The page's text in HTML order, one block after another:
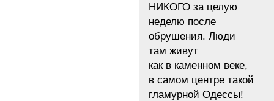
НИКОГО за целую
неделю после
обрушения. Люди
там живут
как в каменном веке,
в самом центре такой
гламурной Одессы!